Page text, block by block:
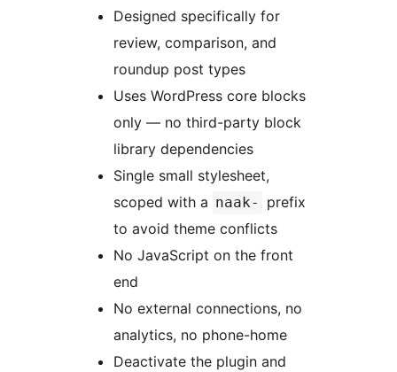
Designed specifically for
review, comparison, and
roundup post types
Uses WordPress core blocks
only — no third-party block
library dependencies
Single small stylesheet,
scoped with a naak-
prefix
to avoid theme conflicts
No JavaScript on the front
end
No external connections, no
analytics, no phone-home
Deactivate the plugin and